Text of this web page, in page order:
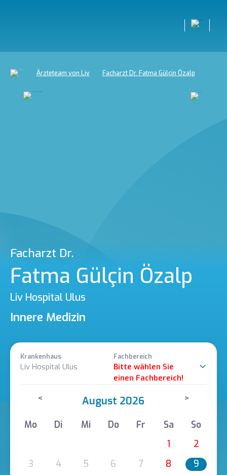
Ärzteteam von Liv Facharzt Dr. Fatma Gülçin Özalp
Facharzt Dr.
Fatma Gülçin Özalp
Liv Hospital Ulus
Innere Medizin
Krankenhaus
Liv Hospital Ulus
Fachbereich
Bitte wählen Sie
einen Fachbereich!
< August 2026 >
Mo Di Mi Do Fr Sa
So
1
2
3
4 5 6 7 8
9